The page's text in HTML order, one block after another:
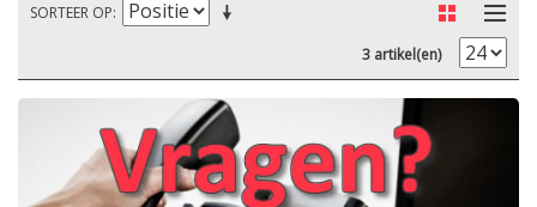
SORTEER OP
3 artikel(en)